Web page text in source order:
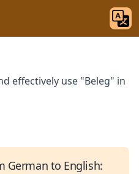
effectively use "Beleg" in
German to English: